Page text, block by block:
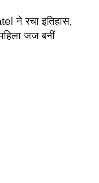
ने रचा इतिहास,
जज बनीं